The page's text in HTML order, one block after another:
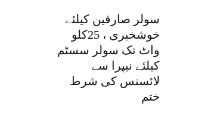
سولر صارفین کیلئے
خوشخبری ، 25کلو
واٹ تک سولر سسٹم
کیلئے نیپرا سے
لائسنس کی شرط
ختم